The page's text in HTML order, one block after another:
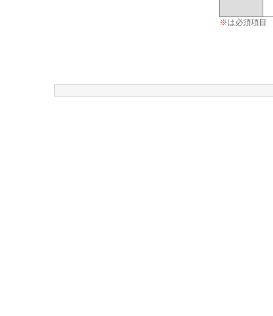
※ は必須項目